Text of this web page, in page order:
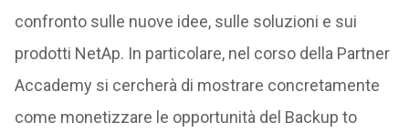
confronto sulle nuove idee, sulle soluzioni e sui
prodotti NetAp. In particolare, nel corso della Partner
Accademy si cercherà di mostrare concretamente
come monetizzare le opportunità del Backup to